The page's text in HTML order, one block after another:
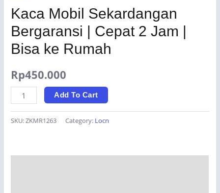
Kaca Mobil Sekardangan
Bergaransi | Cepat 2 Jam |
Bisa ke Rumah
Rp450.000
Kaca
Mobil
Sekardangan
Add To Cart
SKU:ZKMR1263 Category: Locn